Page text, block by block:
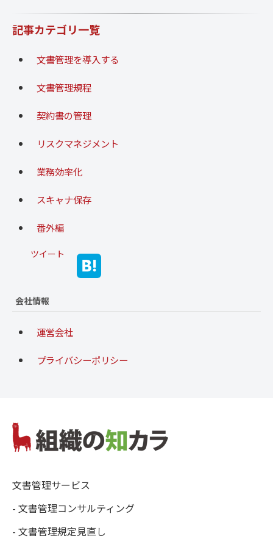
記事カテゴリ一覧
文書管理を導入する
文書管理規程
契約書の管理
リスクマネジメント
業務効率化
スキャナ保存
番外編
ツイート
会社情報
運営会社
プライバシーポリシー
文書管理サービス
- 文書管理コンサルティング
- 文書管理規定見直し